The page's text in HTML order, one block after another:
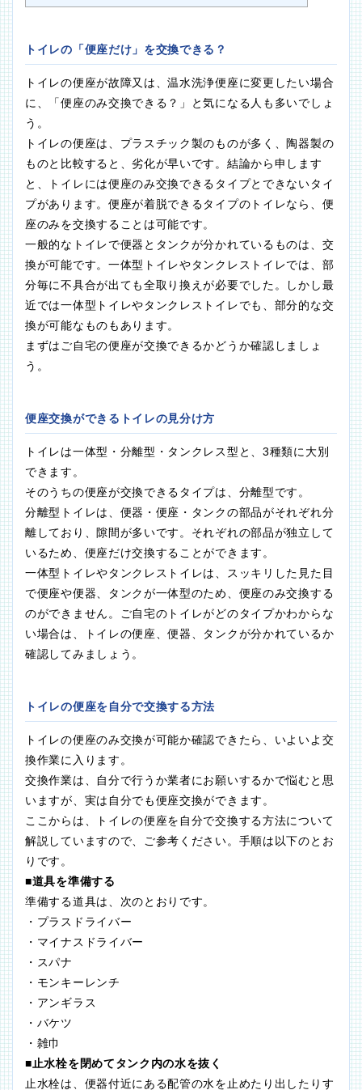
トイレの「便座だけ」を交換できる？
トイレの便座が故障又は、温水洗浄便座に変更したい場合
に、「便座のみ交換できる？」と気になる人も多いでしょ
う。
トイレの便座は、プラスチック製のものが多く、陶器製の
ものと比較すると、劣化が早いです。結論から申します
と、トイレには便座のみ交換できるタイプとできないタイ
プがあります。便座が着脱できるタイプのトイレなら、便
座のみを交換することは可能です。
一般的なトイレで便器とタンクが分かれているものは、交
換が可能です。一体型トイレやタンクレストイレでは、部
分毎に不具合が出ても全取り換えが必要でした。しかし最
近では一体型トイレやタンクレストイレでも、部分的な交
換が可能なものもあります。
まずはご自宅の便座が交換できるかどうか確認しましょ
う。
便座交換ができるトイレの見分け方
トイレは一体型・分離型・タンクレス型と、3種類に大別
できます。
そのうちの便座が交換できるタイプは、分離型です。
分離型トイレは、便器・便座・タンクの部品がそれぞれ分
離しており、隙間が多いです。それぞれの部品が独立して
いるため、便座だけ交換することができます。
一体型トイレやタンクレストイレは、スッキリした見た目
で便座や便器、タンクが一体型のため、便座のみ交換する
のができません。ご自宅のトイレがどのタイプかわからな
い場合は、トイレの便座、便器、タンクが分かれているか
確認してみましょう。
トイレの便座を自分で交換する方法
トイレの便座のみ交換が可能か確認できたら、いよいよ交
換作業に入ります。
交換作業は、自分で行うか業者にお願いするかで悩むと思
いますが、実は自分でも便座交換ができます。
ここからは、トイレの便座を自分で交換する方法について
解説していますので、ご参考ください。手順は以下のとお
りです。
■道具を準備する
準備する道具は、次のとおりです。
・プラスドライバー
・マイナスドライバー
・スパナ
・モンキーレンチ
・アンギラス
・バケツ
・雑巾
■止水栓を閉めてタンク内の水を抜く
止水栓は、便器付近にある配管の水を止めたり出したりす